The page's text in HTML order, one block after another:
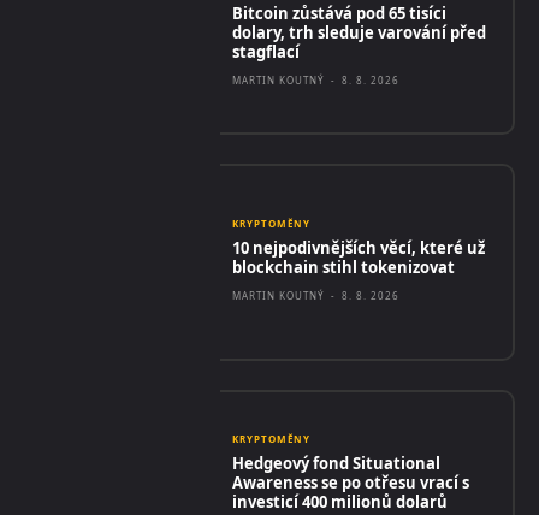
Bitcoin zůstává pod 65 tisíci
dolary, trh sleduje varování před
stagflací
MARTIN KOUTNÝ - 8. 8. 2026
KRYPTOMĚNY
10 nejpodivnějších věcí, které už
blockchain stihl tokenizovat
MARTIN KOUTNÝ - 8. 8. 2026
KRYPTOMĚNY
Hedgeový fond Situational
Awareness se po otřesu vrací s
investicí 400 milionů dolarů